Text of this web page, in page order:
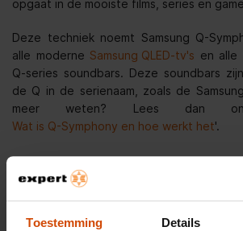
Toestemming Details
opgaat in de mooiste films, series en
Deze techniek noemt Samsung Q-
alle moderne Samsung QLED-tv's en alle
Q-series soundbars. Deze soundbars
de Q in de serienaam, zoals de
meer weten? Lees dan
Wat is Q-Symphony en hoe werkt het'.
Welke soundbar past bij jouw tv
Uiteraard kan je elke Samsung
Samsung-tv. Sommige soundbars komen